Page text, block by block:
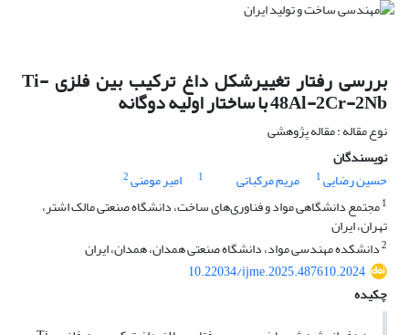
بررسی رفتار تغییرشکل داغ ترکیب بین فلزی Ti-
48Al-2Cr-2Nb با ساختار اولیه دوگانه
نوع مقاله : مقاله پژوهشی
نویسندگان
حسین رضایی1 مریم مرکباتی 1 امیر مومنی2
1مجتمع دانشگاهی مواد و فناوری‌های ساخت، دانشگاه صنعتی مالک اشتر،
تهران، ایران
2دانشکده مهندسی مواد، دانشگاه صنعتی همدان، همدان، ایران
10.22034/ijme.2025.487610.2024
چکیده